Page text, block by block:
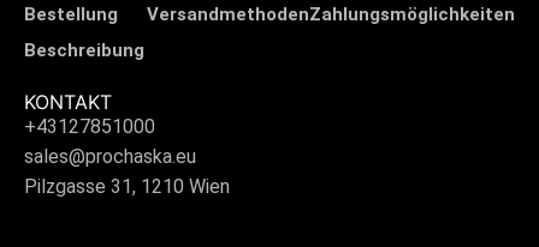
Bestellung
Beschreibung
VersandmethodenZahlungsmöglichkeiten
KONTAKT
+43127851000
sales@prochaska.eu
Pilzgasse 31, 1210 Wien